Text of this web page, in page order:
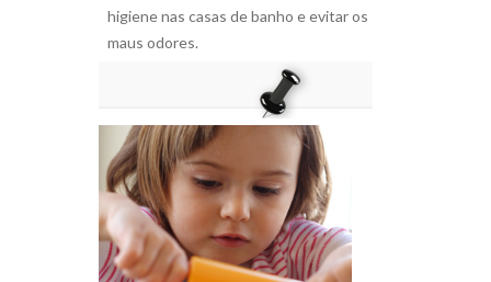
higiene nas casas de banho e evitar os
maus odores.